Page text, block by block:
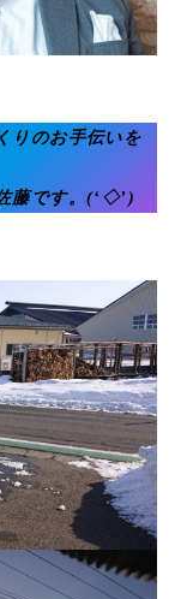
りのお手伝いを
藤です。(‘◇’)ゞ